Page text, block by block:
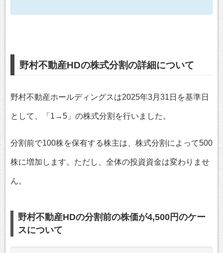
野村不動産HDの株式分割の詳細について
野村不動産ホールディングスは2025年3月31日を基準日
として、「1→5」の株式分割を行いました。
分割前で100株を保有する株主は、株式分割によって500
株に増加します。ただし、全体の投資資金は変わりませ
ん。
野村不動産HDの分割前の株価が4,500円のケー
スについて